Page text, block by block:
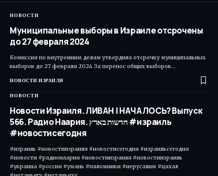
НОВОСТИ
Муниципальные выборы в Израиле отсрочены
до 27 февраля 2024
Комиссия по внутренним делам утвердила отсрочку муниципальных
выборов до 27 февраля 2024 За перенос общих выборов…
НОВОСТИ ИЗРАИЛЯ
НОВОСТИ
Новости Израиля. ЛИВАН | НАЧАЛОСЬ? Выпуск
566. Радио Наария. חדשות בארץ #израиль
#новостисегодня
#израиль #новостиизраиля #новостисегодня #израильсегодня
#новости #радионаария #новостиизраиля #новостиизраиль
#украина #россия #умань #паломники #иерусалим #цахал